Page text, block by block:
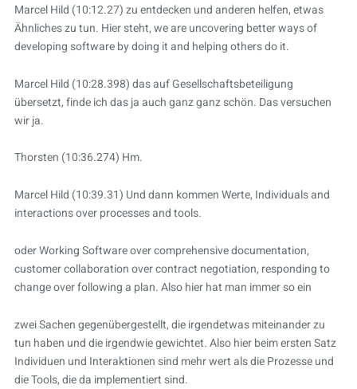
Marcel Hild (10:12.27) zu entdecken und anderen helfen, etwas
Ähnliches zu tun. Hier steht, we are uncovering better ways of
developing software by doing it and helping others do it.
Marcel Hild (10:28.398) das auf Gesellschaftsbeteiligung
übersetzt, finde ich das ja auch ganz ganz schön. Das versuchen
wir ja.
Thorsten (10:36.274) Hm.
Marcel Hild (10:39.31) Und dann kommen Werte, Individuals and
interactions over processes and tools.
oder Working Software over comprehensive documentation,
customer collaboration over contract negotiation, responding to
change over following a plan. Also hier hat man immer so ein
zwei Sachen gegenübergestellt, die irgendetwas miteinander zu
tun haben und die irgendwie gewichtet. Also hier beim ersten Satz
Individuen und Interaktionen sind mehr wert als die Prozesse und
die Tools, die da implementiert sind.